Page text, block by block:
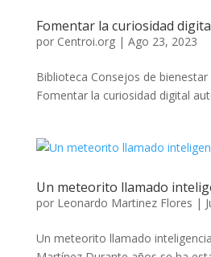
Fomentar la curiosidad
por Centroi.org| Ago 23, 2023
Biblioteca Consejos de
Fomentar la curiosidad digital
Un meteorito llamado
por Leonardo Martinez Flores |
Un meteorito llamado